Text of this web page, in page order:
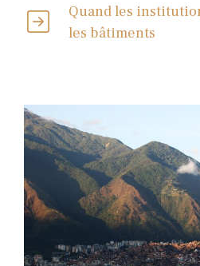
Quand les
les bâtiments